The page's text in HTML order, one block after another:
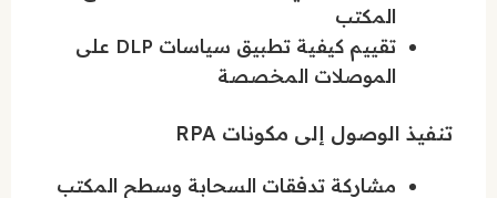
المكتب
تقييم كيفية تطبيق سياسات DLP على
الموصلات المخصصة
تنفيذ الوصول إلى مكونات RPA
مشاركة تدفقات السحابة وسطح المكتب